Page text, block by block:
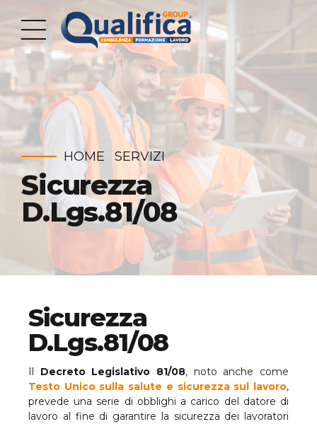
HOME SERVIZI
Sicurezza
D.Lgs.81/08
Sicurezza
D.Lgs.81/08
Il Decreto Legislativo 81/08, noto anche come
Testo Unico sulla salute e sicurezza sul lavoro,
prevede una serie di obblighi a carico del datore di
lavoro al fine di garantire la sicurezza dei lavoratori